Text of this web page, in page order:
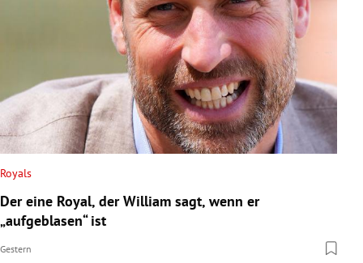
Royals
Der eine Royal, der William sagt, wenn er
„aufgeblasen“ ist
Gestern